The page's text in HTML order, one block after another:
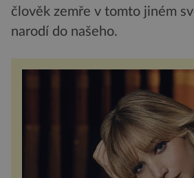
člověk zemře v tomto jiném
narodí do našeho.